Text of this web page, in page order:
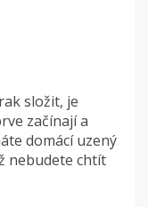
složit, je
začínají a
domácí uzený
nebudete chtít